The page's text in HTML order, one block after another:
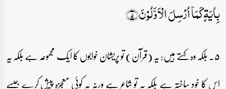
بِاٰیَۃٍ کَمَاۤ اُرۡسِلَ الۡاَوَّلُوۡنَ﴿۵﴾
۵۔ بلکہ وہ کہتے ہیں: یہ (قرآن) تو پریشان خوابوں کا ایک مجموعہ ہے بلکہ یہ
اس کا خود ساختہ ہے بلکہ یہ تو شاعر ہے ورنہ یہ کوئی معجزہ پیش کرے جیسے